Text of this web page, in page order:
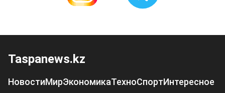
Taspanews.kz
НовостиМирЭкономикаТехноСпортИнтересное